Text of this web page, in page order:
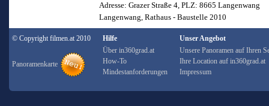
Adresse: Grazer Straße 4, PLZ: 8665 Langenwang
Langenwang, Rathaus - Baustelle 2010
© Copyright filmen.at 2010
Panoramenkarte
Hilfe
Über in360grad.at
How-To
Mindestanforderungen
Unser Angebot
Unsere Panoramen auf Ihren
Ihre Location auf in360grad.at
Impressum